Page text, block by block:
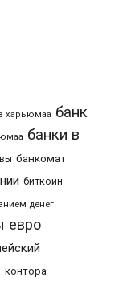
харьюмаа банк
банки в
банкомат
биткоин
денег
евро
контора